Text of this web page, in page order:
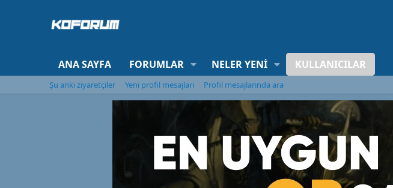
ANA SAYFA FORUMLAR NELER YENI KULLANICILAR
Şu anki ziyaretçiler Yeni profil mesajları Profil mesajlarında ara